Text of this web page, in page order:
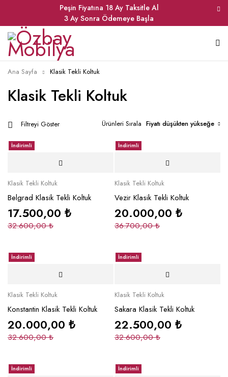
Peşin Fiyatına 18 Ay Taksitle Al
3 Ay Sonra Ödemeye Başla
Klasik Tekli Koltuk
Ana Sayfa Klasik Tekli Koltuk
Filtreyi Göster Ürünleri Sırala Fiyatı düşükten yükseğe
İndirimli
Klasik Tekli Koltuk
Belgrad Klasik Tekli Koltuk
32.600,00₺
17.500,00 ₺
İndirimli
Klasik Tekli Koltuk
Vezir Klasik Tekli Koltuk
36.700,00₺
20.000,00 ₺
İndirimli
Klasik Tekli Koltuk
Konstantin Klasik Tekli Koltuk
32.600,00₺
20.000,00 ₺
İndirimli
Klasik Tekli Koltuk
Sakara Klasik Tekli Koltuk
32.600,00₺
22.500,00 ₺
İndirimli İndirimli